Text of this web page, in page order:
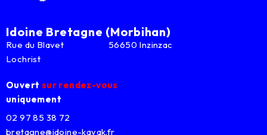
Idoine Bretagne (Morbihan)
Rue du Blavet 56650 Inzinzac
Lochrist
Ouvert sur rendez-vous
uniquement
02 97 85 38 72
bretagne@idoine-kayak.fr